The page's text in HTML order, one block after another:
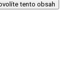
tento obsah